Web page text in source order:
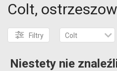
Colt,
Filtry Colt
Niestety nie